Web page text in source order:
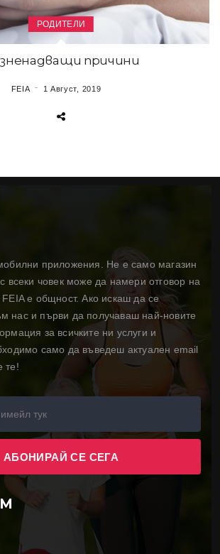
РОДИТЕЛИ
причини
FEIA 1 Август, 2019
приложения. Не е само магазин
всеки човек може да намери отговор на
е общност. Ако искаш да се
нас и първи да получаваш най-новите
за всичките ни услуги и
само да въведеш актуален email
те!